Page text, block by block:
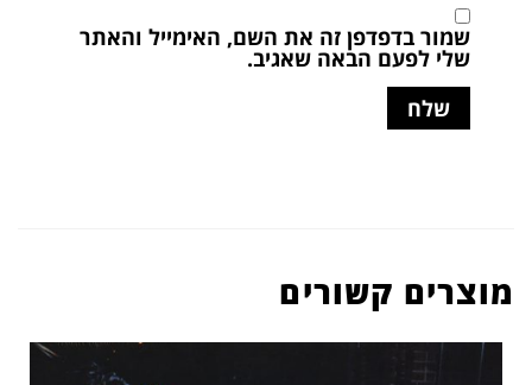
שמור בדפדפן זה את השם, האימייל והאתר
שלי לפעם הבאה שאגיב.
מוצרים קשורים